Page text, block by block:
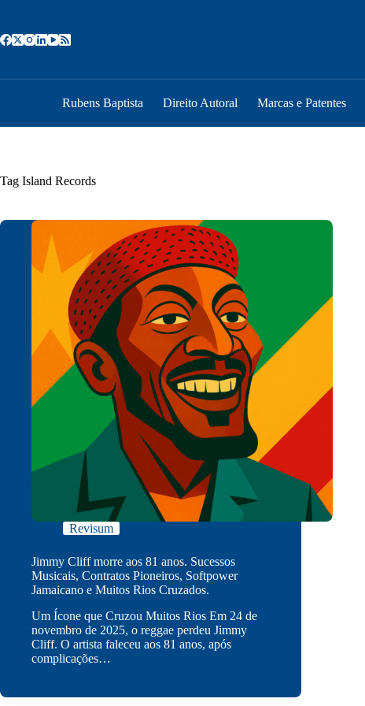
o
conteúdo
Rubens Baptista Direito Autoral Marcas e Patentes
Tag Island Records
Revisum
Jimmy Cliff morre aos 81 anos. Sucessos
Musicais, Contratos Pioneiros, Softpower
Jamaicano e Muitos Rios Cruzados.
Um Ícone que Cruzou Muitos Rios Em 24 de
novembro de 2025, o reggae perdeu Jimmy
Cliff. O artista faleceu aos 81 anos, após
complicações…